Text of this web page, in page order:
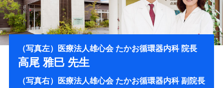
（写真左）医療法人雄心会 たかお循環器内科 院長
高尾 雅巳 先生
（写真右）医療法人雄心会 たかお循環器内科 副院長